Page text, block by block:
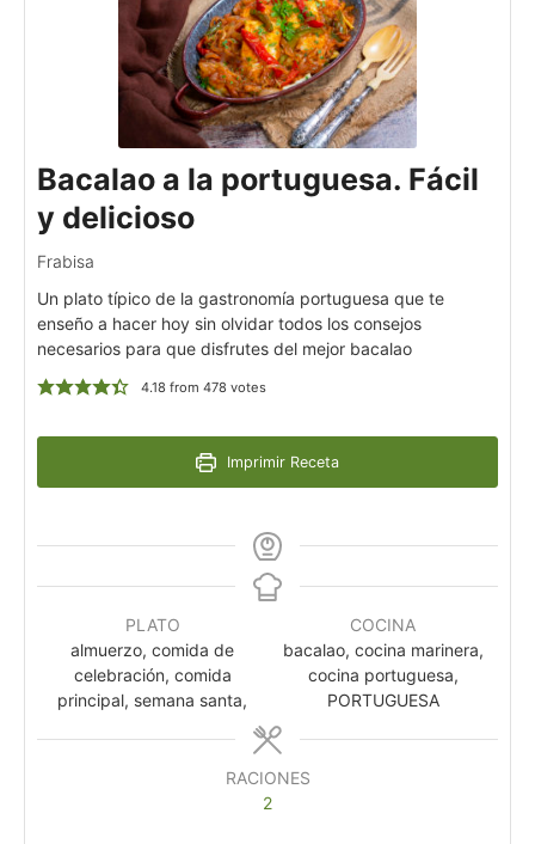
Bacalao a la portuguesa. Fácil
y delicioso
Frabisa
Un plato típico de la gastronomía portuguesa que te
enseño a hacer hoy sin olvidar todos los consejos
necesarios para que disfrutes del mejor bacalao
4.18 from 478 votes
Imprimir Receta
PLATO
almuerzo, comida de
celebración, comida
principal, semana santa,
COCINA
bacalao, cocina marinera,
cocina portuguesa,
PORTUGUESA
RACIONES
2